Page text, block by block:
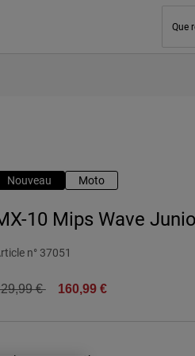
Que
Nouveau Moto
10 Mips Wave
n° 37051
reduced from
€to 160,99 €